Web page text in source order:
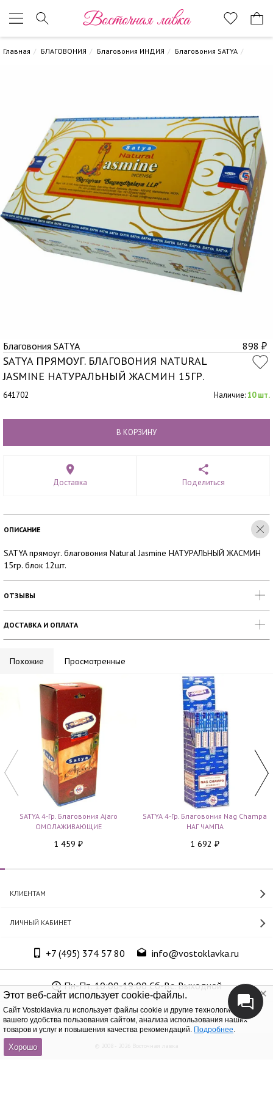
Этот веб-сайт использует cookie-файлы.
Cайт Vostoklavka.ru использует файлы cookie и другие технологии для
вашего удобства пользования сайтом, анализа использования наших
товаров и услуг и повышения качества рекомендаций. Подробнее.
Хорошо
Восточная лавка
Главная БЛАГОВОНИЯ Благовония ИНДИЯ Благовония SATYA
Благовония SATYA 898 ₽
SATYA ПРЯМОУГ. БЛАГОВОНИЯ NATURAL
JASMINE НАТУРАЛЬНЫЙ ЖАСМИН 15ГР.
641702 Наличие:10 шт.
В КОРЗИНУ
Доставка Поделиться
ОПИСАНИЕ
SATYA прямоуг. благовония Natural Jasmine НАТУРАЛЬНЫЙ ЖАСМИН
15гр. блок 12шт.
ОТЗЫВЫ
ДОСТАВКА И ОПЛАТА
Похожие Просмотренные
SATYA 4-Гр. Благовония Ajaro
ОМОЛАЖИВАЮЩИЕ
1 459 ₽
SATYA 4-Гр. Благовония Nag Champa
НАГ ЧАМПА
1 692 ₽
КЛИЕНТАМ
ЛИЧНЫЙ КАБИНЕТ
+7 (495) 374 57 80 info@vostoklavka.ru
Пн-Пт. 10:00-19:00 Сб-Вс. Выходной
ООО «Юнит Групп», ОГРН 1147746305574